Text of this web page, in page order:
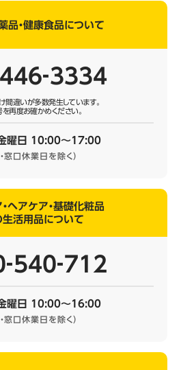
品・健康食品について
違いが多数発生しています。
再度お確かめください。
曜日 10:00～17:00
・窓口休業日を除く）
ヘアケア・基礎化粧品
生活用品について
曜日 10:00～16:00
・窓口休業日を除く）